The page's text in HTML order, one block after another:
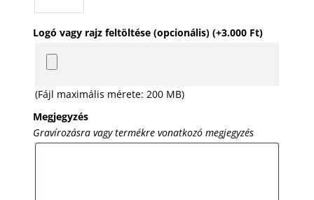
Logó vagy rajz feltöltése (opcionális) (+3.000 Ft)
(Fájl maximális mérete: 200 MB)
Megjegyzés
Gravírozásra vagy termékre vonatkozó megjegyzés